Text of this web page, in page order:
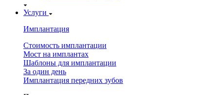
Услуги
Имплантация
Стоимость имплантации
Мост на имплантах
Шаблоны для имплантации
За один день
Имплантация передних зубов